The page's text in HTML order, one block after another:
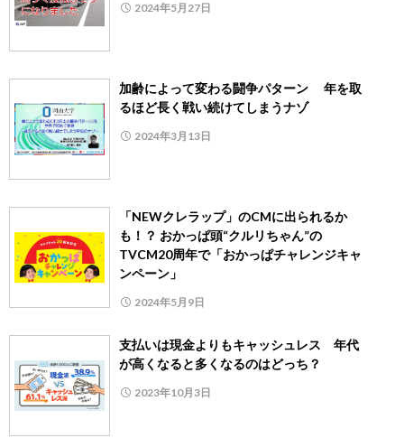
2024年5月27日
加齢によって変わる闘争パターン 年を取
るほど長く戦い続けてしまうナゾ
2024年3月13日
「NEWクレラップ」のCMに出られるか
も！？ おかっぱ頭“クルリちゃん”の
TVCM20周年で「おかっぱチャレンジキャ
ンペーン」
2024年5月9日
支払いは現金よりもキャッシュレス 年代
が高くなると多くなるのはどっち？
2023年10月3日